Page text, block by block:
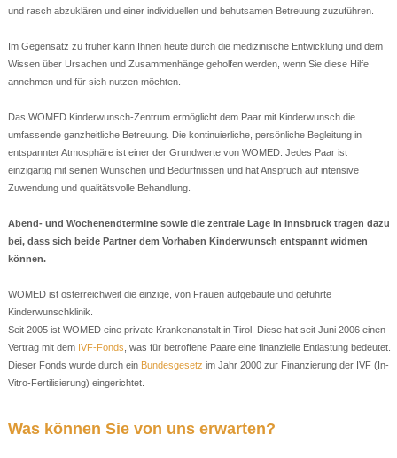
und rasch abzuklären und einer individuellen und behutsamen Betreuung zuzuführen.
Im Gegensatz zu früher kann Ihnen heute durch die medizinische Entwicklung und dem
Wissen über Ursachen und Zusammenhänge geholfen werden, wenn Sie diese Hilfe
annehmen und für sich nutzen möchten.
Das WOMED Kinderwunsch-Zentrum ermöglicht dem Paar mit Kinderwunsch die
umfassende ganzheitliche Betreuung. Die kontinuierliche, persönliche Begleitung in
entspannter Atmosphäre ist einer der Grundwerte von WOMED. Jedes Paar ist
einzigartig mit seinen Wünschen und Bedürfnissen und hat Anspruch auf intensive
Zuwendung und qualitätsvolle Behandlung.
Abend- und Wochenendtermine sowie die zentrale Lage in Innsbruck tragen dazu
bei, dass sich beide Partner dem Vorhaben Kinderwunsch entspannt widmen
können.
WOMED ist österreichweit die einzige, von Frauen aufgebaute und geführte
Kinderwunschklinik.
Seit 2005 ist WOMED eine private Krankenanstalt in Tirol. Diese hat seit Juni 2006 einen
Vertrag mit dem IVF-Fonds , was für betroffene Paare eine finanzielle Entlastung bedeutet.
Dieser Fonds wurde durch ein Bundesgesetz im Jahr 2000 zur Finanzierung der IVF (In-
Vitro-Fertilisierung) eingerichtet.
Was können Sie von uns erwarten?